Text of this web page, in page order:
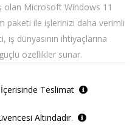
olan Microsoft Windows 11
paketi ile işlerinizi daha verimli
dünyasının ihtiyaçlarına
özellikler sunar.
Teslimat
Altındadır.